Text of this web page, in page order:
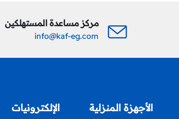
مركز مساعدة المستهلكين
info@kaf-eg.com
الأجهزة المنزلية الإلكترونيات